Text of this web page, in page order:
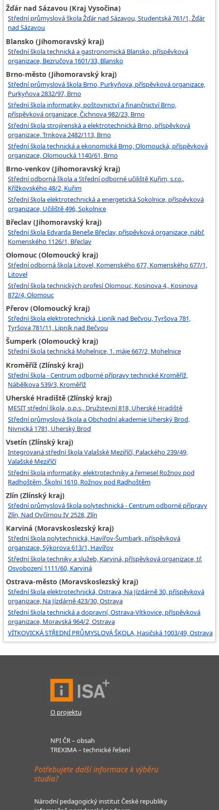
Žďár nad Sázavou (Kraj Vysočina)
Střední průmyslová škola Žďár nad Sázavou, Studentská 761/1, Žďár
nad Sázavou
Blansko (Jihomoravský kraj)
Střední škola technická a gastronomická Blansko, příspěvková
organizace, Bezručova 1601/33, Blansko
Brno-město (Jihomoravský kraj)
Střední průmyslová škola Brno, Purkyňova, příspěvková organizace,
Purkyňova 2832/97, Brno
Střední škola informatiky, poštovnictví a finančnictví Brno,
příspěvková organizace, Čichnova 982/23, Brno
Střední škola strojírenská a elektrotechnická Brno, příspěvková
organizace, Trnkova 2482/113, Brno
Střední škola technická a ekonomická Brno, Olomoucká, příspěvková
organizace, Olomoucká 1140/61, Brno
Brno-venkov (Jihomoravský kraj)
Střední odborná škola a Střední odborné učiliště Kuřim, s.r.o.,
Křížkovského 48/2, Kuřim
Střední škola elektrotechnická a energetická Sokolnice, příspěvková
organizace, Učiliště 496, Sokolnice
Břeclav (Jihomoravský kraj)
Střední škola Edvarda Beneše Břeclav, příspěvková organizace, nábř.
Komenského 1126/1, Břeclav
Olomouc (Olomoucký kraj)
Střední odborná škola Litovel, Komenského 677, Komenského 677/1,
Litovel
Střední škola technických profesí Olomouc, Kosinova 4,, Kosinova
872/4, Olomouc
Přerov (Olomoucký kraj)
Střední škola elektrotechnická, Lipník nad Bečvou, Tyršova 781,
Tyršova 781/11, Lipník nad Bečvou
Šumperk (Olomoucký kraj)
Střední škola technická Mohelnice, 1. máje 667/2, Mohelnice
Kroměříž (Zlínský kraj)
Střední škola - Centrum odborné přípravy technické Kroměříž,
Nábělkova 539/3, Kroměříž
Uherské Hradiště (Zlínský kraj)
MESIT střední škola, o.p.s., Družstevní 818, Uherské Hradiště
Střední průmyslová škola a Obchodní akademie Uherský Brod,
Nivnická 1781, Uherský Brod
Vsetín (Zlínský kraj)
Integrovaná střední škola Valašské Meziříčí, Palackého 239/49,
Valašské Meziříčí
Střední škola informatiky, elektrotechniky a řemesel Rožnov pod
Radhoštěm, Školní 1610, Rožnov pod Radhoštěm
Zlín (Zlínský kraj)
Střední průmyslová škola polytechnická - Centrum odborné přípravy
Zlín, Nad Ovčírnou IV 2528, Zlín
Karviná (Moravskoslezský kraj)
Střední škola polytechnická, Havířov-Šumbark, příspěvková
organizace, Sýkorova 613/1, Havířov
Střední škola techniky a služeb, Karviná, příspěvková organizace, tř.
Osvobození 1111/60, Karviná
Ostrava-město (Moravskoslezský kraj)
Střední škola elektrotechnická, Ostrava, Na Jízdárně 30, příspěvková
organizace, Na Jízdárně 423/30, Ostrava
Střední škola technická a dopravní, Ostrava-Vítkovice, příspěvková
organizace, Moravská 964/2, Ostrava
VÍTKOVICKÁ STŘEDNÍ PRŮMYSLOVÁ ŠKOLA, Hasičská 1003/49, Ostrava
O projektu
NPI ČR – obsah
TREXIMA – technické řešení
Potřebujete další informace k výběru
studia?
Národní pedagogický institut České republiky